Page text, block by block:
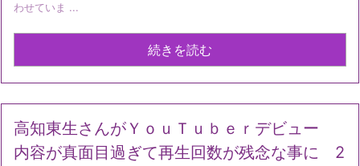
わせていま ...
続きを読む
高知東生さんがＹｏｕＴｕｂｅｒデビュー
内容が真面目過ぎて再生回数が残念な事に 2